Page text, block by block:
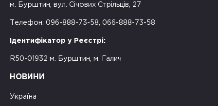
м. Бурштин, вул. Січових Стрільців, 27
Телефон: 096-888-73-58, 066-888-73-58
Ідентифікатор у Реєстрі:
R50-01932 м. Бурштин, м. Галич
НОВИНИ
Україна